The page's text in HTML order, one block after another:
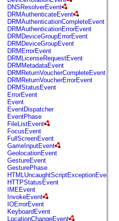
flash.concurrent
flash.crypto
flash.data
flash.desktop
flash.display
flash.display3D
flash.display3D.textures
flash.errors
flash.events
flash.external
flash.filesystem
flash.filters
flash.geom
flash.globalization
flash.html
flash.media
flash.net
flash.net.dns
flash.net.drm
flash.notifications
flash.permissions
flash.printing
flash.profiler
flash.sampler
flash.security
flash.sensors
flash.system
flash.text
flash.text.engine
flash.text.ime
DNSResolverEvent
DRMAuthenticateEvent
DRMAuthenticationCompleteEvent
DRMAuthenticationErrorEvent
DRMDeviceGroupErrorEvent
DRMDeviceGroupEvent
DRMErrorEvent
DRMLicenseRequestEvent
DRMMetadataEvent
DRMReturnVoucherCompleteEvent
DRMReturnVoucherErrorEvent
DRMStatusEvent
ErrorEvent
Event
EventDispatcher
EventPhase
FileListEvent
FocusEvent
FullScreenEvent
GameInputEvent
GeolocationEvent
GestureEvent
GesturePhase
HTMLUncaughtScriptExceptionEvent
HTTPStatusEvent
IMEEvent
InvokeEvent
IOErrorEvent
KeyboardEvent
LocationChangeEvent